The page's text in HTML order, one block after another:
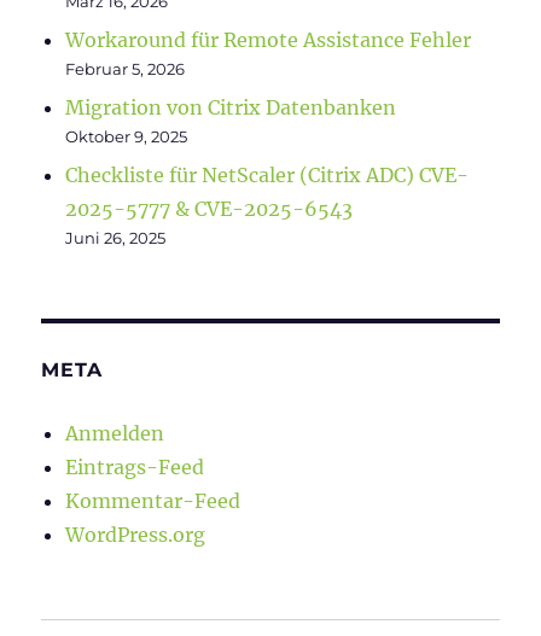
Workaround für Remote Assistance Fehler
Februar 5, 2026
Migration von Citrix Datenbanken
Oktober 9, 2025
Checkliste für NetScaler (Citrix ADC) CVE-
2025-5777 & CVE-2025-6543
Juni 26, 2025
META
Anmelden
Eintrags-Feed
Kommentar-Feed
WordPress.org